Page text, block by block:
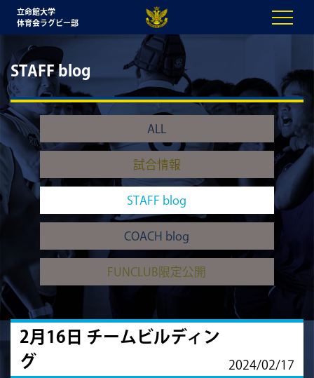
立命館大学
体育会ラグビー部
STAFF blog
ALL
試合情報
STAFF blog
COACH blog
FUNCLUB限定公開
2月16日 チームビルディン
グ
2024/02/17